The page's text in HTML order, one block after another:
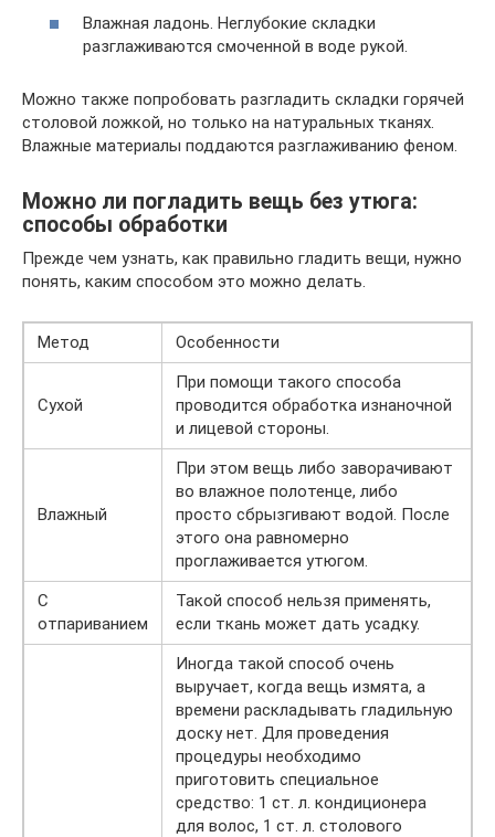
Влажная ладонь. Неглубокие складки
разглаживаются смоченной в воде рукой.
Можно также попробовать разгладить складки горячей
столовой ложкой, но только на натуральных тканях.
Влажные материалы поддаются разглаживанию феном.
Можно ли погладить вещь без утюга:
способы обработки
Прежде чем узнать, как правильно гладить вещи, нужно
понять, каким способом это можно делать.
Метод Особенности
Сухой
При помощи такого способа
проводится обработка изнаночной
и лицевой стороны.
Влажный
При этом вещь либо заворачивают
во влажное полотенце, либо
просто сбрызгивают водой. После
этого она равномерно
проглаживается утюгом.
С
отпариванием
Такой способ нельзя применять,
если ткань может дать усадку.
Иногда такой способ очень
выручает, когда вещь измята, а
времени раскладывать гладильную
доску нет. Для проведения
процедуры необходимо
приготовить специальное
средство: 1 ст. л. кондиционера
для волос, 1 ст. л. столового